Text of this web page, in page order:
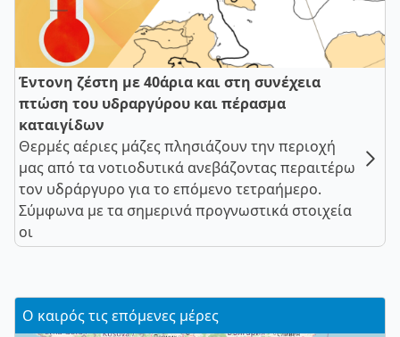
Έντονη ζέστη με 40άρια και στη συνέχεια
πτώση του υδραργύρου και πέρασμα
καταιγίδων
Θερμές αέριες μάζες πλησιάζουν την περιοχή
μας από τα νοτιοδυτικά ανεβάζοντας περαιτέρω
τον υδράργυρο για το επόμενο τετραήμερο.
Σύμφωνα με τα σημερινά προγνωστικά στοιχεία
οι
Ο καιρός τις επόμενες μέρες